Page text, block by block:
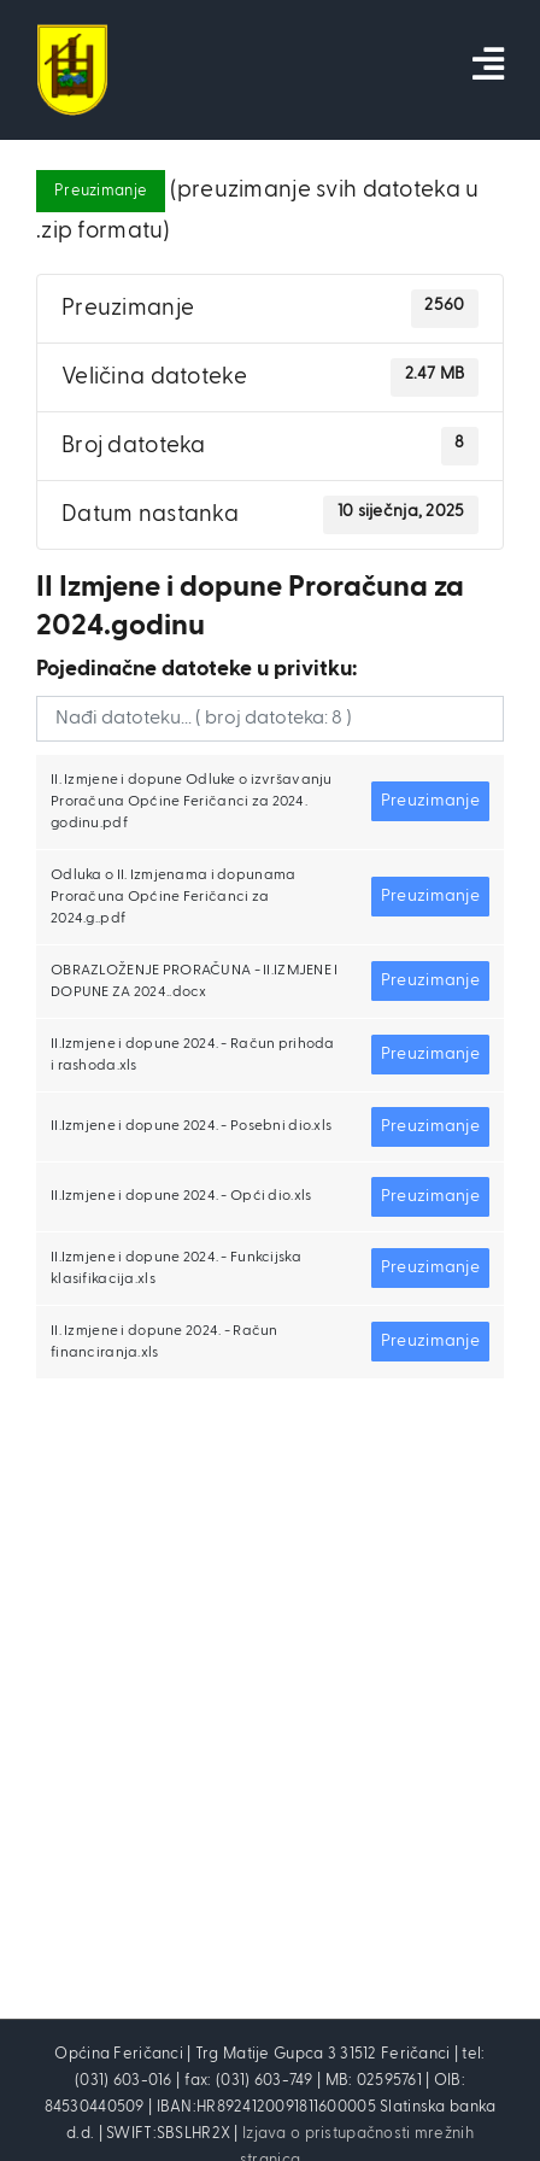
content
Preuzimanje
(preuzimanje svih datoteka u
.zip formatu)
Preuzimanje 2560
Veličina datoteke 2.47 MB
Broj datoteka 8
Datum nastanka 10 siječnja, 2025
II Izmjene i dopune Proračuna za
2024.godinu
Pojedinačne datoteke u privitku:
II. Izmjene i dopune Odluke o izvršavanju
Proračuna Općine Feričanci za 2024.
godinu.pdf
Preuzimanje
Odluka o II. Izmjenama i dopunama
Proračuna Općine Feričanci za
2024.g..pdf
Preuzimanje
OBRAZLOŽENJE PRORAČUNA - II.IZMJENE I
DOPUNE ZA 2024..docx
Preuzimanje
II.Izmjene i dopune 2024. - Račun prihoda
i rashoda.xls
Preuzimanje
II.Izmjene i dopune 2024. - Posebni dio.xls Preuzimanje
II.Izmjene i dopune 2024. - Opći dio.xls Preuzimanje
II.Izmjene i dopune 2024. - Funkcijska
klasifikacija.xls
Preuzimanje
II. Izmjene i dopune 2024. - Račun
financiranja.xls
Preuzimanje
Općina Feričanci | Trg Matije Gupca 3 31512 Feričanci | tel:
(031) 603-016 | fax: (031) 603-749 | MB: 02595761 | OIB:
84530440509 | IBAN:HR8924120091811600005 Slatinska banka
d.d. | SWIFT:SBSLHR2X |
Izjava o pristupačnosti mrežnih